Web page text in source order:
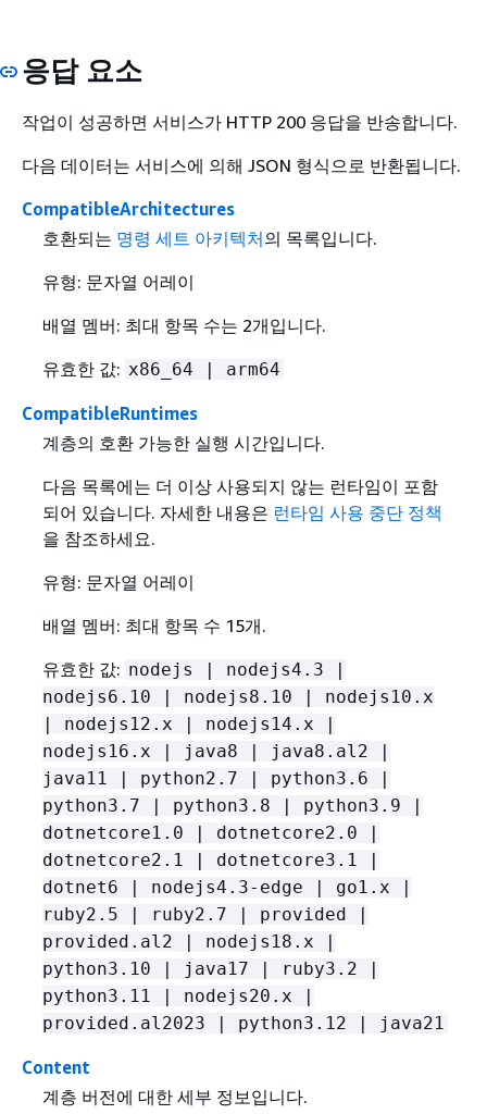
응답 요소
작업이 성공하면 서비스가 HTTP 200 응답을 반송합니다.
다음 데이터는 서비스에 의해 JSON 형식으로 반환됩니다.
CompatibleArchitectures
호환되는 명령 세트 아키텍처의 목록입니다.
유형: 문자열 어레이
배열 멤버: 최대 항목 수는 2개입니다.
유효한 값: x86_64 | arm64
CompatibleRuntimes
계층의 호환 가능한 실행 시간입니다.
다음 목록에는 더 이상 사용되지 않는 런타임이 포함
되어 있습니다. 자세한 내용은 런타임 사용 중단 정책
을 참조하세요.
유형: 문자열 어레이
배열 멤버: 최대 항목 수 15개.
유효한 값: nodejs | nodejs4.3 |
nodejs6.10 | nodejs8.10 | nodejs10.x
| nodejs12.x | nodejs14.x |
nodejs16.x | java8 | java8.al2 |
java11 | python2.7 | python3.6 |
python3.7 | python3.8 | python3.9 |
dotnetcore1.0 | dotnetcore2.0 |
dotnetcore2.1 | dotnetcore3.1 |
dotnet6 | nodejs4.3-edge | go1.x |
ruby2.5 | ruby2.7 | provided |
provided.al2 | nodejs18.x |
python3.10 | java17 | ruby3.2 |
python3.11 | nodejs20.x |
provided.al2023 | python3.12 | java21
Content
계층 버전에 대한 세부 정보입니다.